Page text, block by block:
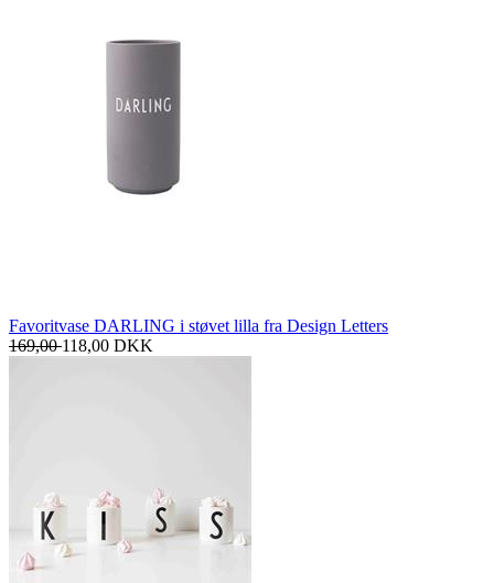
Favoritvase DARLING i støvet lilla fra Design Letters
169,00118,00 DKK